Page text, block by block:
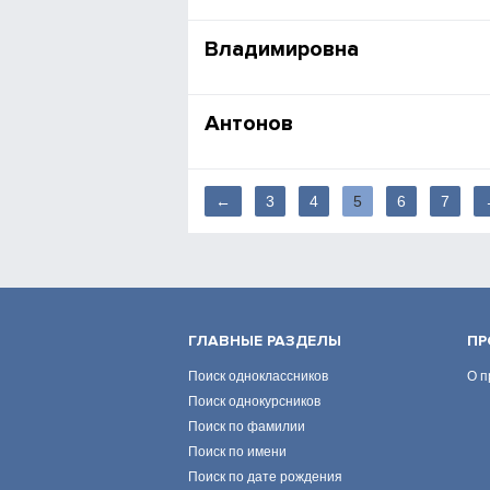
Владимировна
Антонов
← 3 4 5 6 7
ГЛАВНЫЕ РАЗДЕЛЫ
Поиск одноклассников
Поиск однокурсников
Поиск по фамилии
Поиск по имени
Поиск по дате рождения
О